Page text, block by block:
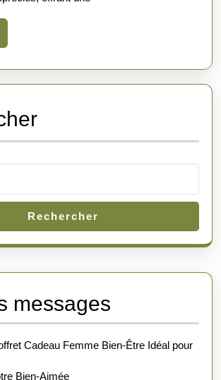
Rechercher
messages
Cadeau Femme Bien-Être Idéal pour
Bien-Aimée